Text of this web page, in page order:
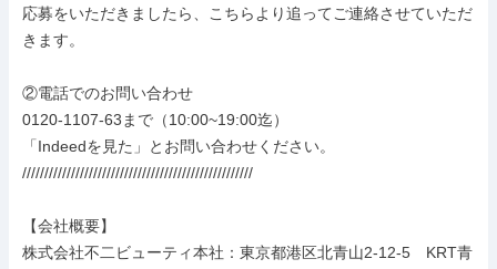
応募をいただきましたら、こちらより追ってご連絡させていただ
きます。
②電話でのお問い合わせ
0120-1107-63まで（10:00~19:00迄）
「Indeedを見た」とお問い合わせください。
////////////////////////////////////////////////////
【会社概要】
株式会社不二ビューティ本社：東京都港区北青山2-12-5　KRT青